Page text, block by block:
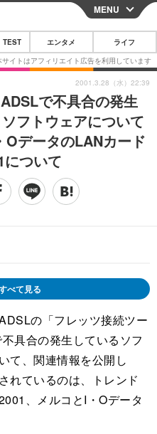
CLOSE
スマートフォン
ガジェット・ツール
映画・ドラマ
韓国・芸能
その他
グルメ
MENU
TEST エンタメ ライフ
で不具合の発生
フトウェアについて
データのLANカード
について
2001.3.28（水）22:39
べて見る
の「フレッツ接続ツー
具合の発生しているソフ
て、関連情報を公開し
れているのは、トレンド
、メルコとI・Oデータ